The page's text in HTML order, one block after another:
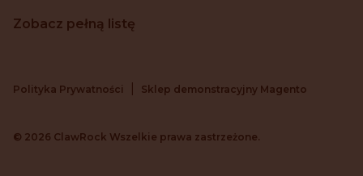
Zobacz pełną listę
Polityka Prywatności Sklep demonstracyjny Magento
© 2026 ClawRock Wszelkie prawa zastrzeżone.